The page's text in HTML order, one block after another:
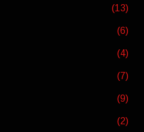
(13)
(6)
(4)
(7)
(9)
(2)